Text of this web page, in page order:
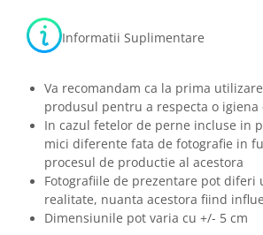
Informatii Suplimentare
Va recomandam ca la prima
produsul pentru a respecta o igiena
In cazul fetelor de perne incluse in
mici diferente fata de fotografie in
procesul de productie al acestora
Fotografiile de prezentare pot diferi
realitate, nuanta acestora fiind
Dimensiunile pot varia cu +/- 5 cm